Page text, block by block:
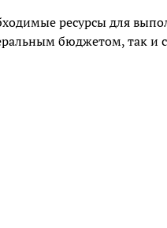
ресурсы для
бюджетом, так и